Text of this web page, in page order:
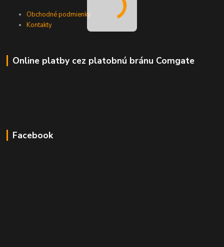
Obchodné podmienky
Kontakty
Online platby cez platobnú bránu Comgate
Facebook